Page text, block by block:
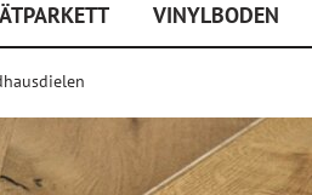
VINYLBODEN